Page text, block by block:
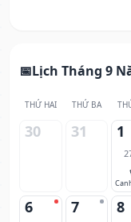
Lịch Tháng 9
THỨ HAI THỨ BA
30 31 1
6 7 8